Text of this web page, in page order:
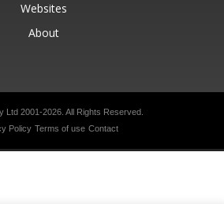
Websites
About
Ltd 2001-2026. All Rights Reserved.
Policy Terms of use Contact